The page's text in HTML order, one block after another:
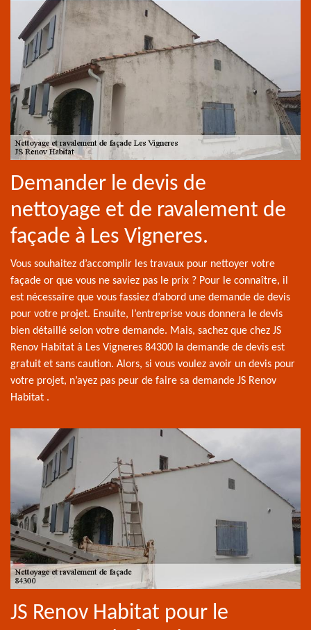
Demander le devis de
nettoyage et de ravalement de
façade à Les Vigneres.
Vous souhaitez d’accomplir les travaux pour nettoyer votre
façade or que vous ne saviez pas le prix ? Pour le connaître, il
est nécessaire que vous fassiez d’abord une demande de devis
pour votre projet. Ensuite, l’entreprise vous donnera le devis
bien détaillé selon votre demande. Mais, sachez que chez JS
Renov Habitat à Les Vigneres 84300 la demande de devis est
gratuit et sans caution. Alors, si vous voulez avoir un devis pour
votre projet, n’ayez pas peur de faire sa demande JS Renov
Habitat .
JS Renov Habitat pour le